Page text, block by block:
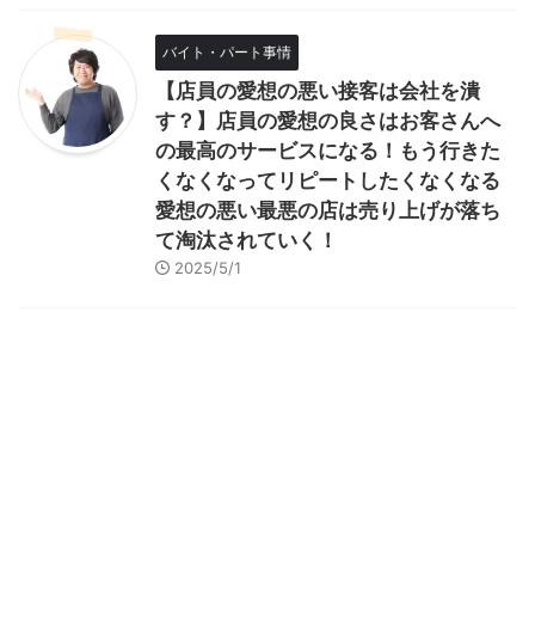
バイト・パート事情
【店員の愛想の悪い接客は会社を潰
す？】店員の愛想の良さはお客さんへ
の最高のサービスになる！もう行きた
くなくなってリピートしたくなくなる
愛想の悪い最悪の店は売り上げが落ち
て淘汰されていく！
2025/5/1